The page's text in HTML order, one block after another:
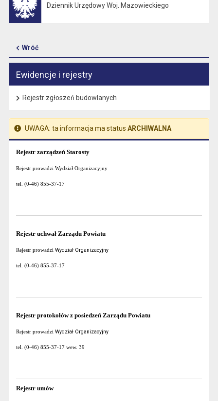
Dziennik Urzędowy Woj. Mazowieckiego
Wróć
Ewidencje i rejestry
Rejestr zgłoszeń budowlanych
UWAGA: ta informacja ma status ARCHIWALNA
Rejestr zarządzeń Starosty
Rejestr prowadzi Wydział Organizacyjny
tel. (0-46) 855-37-17
Rejestr uchwał Zarządu Powiatu
Rejestr prowadzi Wydział Organizacyjny
tel. (0-46) 855-37-17
Rejestr protokołów z posiedzeń Zarządu Powiatu
Rejestr prowadzi Wydział Organizacyjny
tel. (0-46) 855-37-17 wew. 39
Rejestr umów